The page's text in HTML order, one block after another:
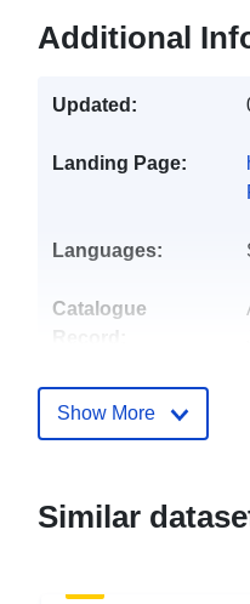
Additional
Updated:
Landing Page:
Languages:
Catalogue
Record:
Show More
Similar